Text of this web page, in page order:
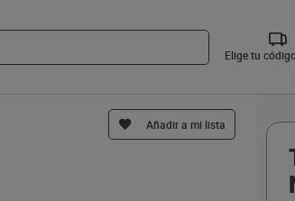
Elige tu
Añadir a mi lista